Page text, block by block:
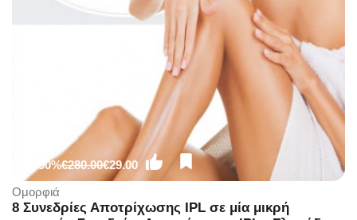
-90%€280.00€29.00
Ομορφιά
8 Συνεδρίες Αποτρίχωσης IPL σε μία μικρή